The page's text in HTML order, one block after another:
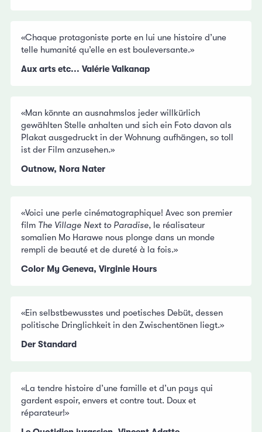
«Chaque protagoniste porte en lui une histoire d’une
telle humanité qu’elle en est bouleversante.»
Aux arts etc... Valérie Valkanap
«Man könnte an ausnahmslos jeder willkürlich
gewählten Stelle anhalten und sich ein Foto davon als
Plakat ausgedruckt in der Wohnung aufhängen, so toll
ist der Film anzusehen.»
Outnow, Nora Nater
«Voici une perle cinématographique! Avec son premier
film The Village Next to Paradise, le réalisateur
somalien Mo Harawe nous plonge dans un monde
rempli de beauté et de dureté à la fois.»
Color My Geneva, Virginie Hours
«Ein selbstbewusstes und poetisches Debüt, dessen
politische Dringlichkeit in den Zwischentönen liegt.»
Der Standard
«La tendre histoire d’une famille et d’un pays qui
gardent espoir, envers et contre tout. Doux et
réparateur!»